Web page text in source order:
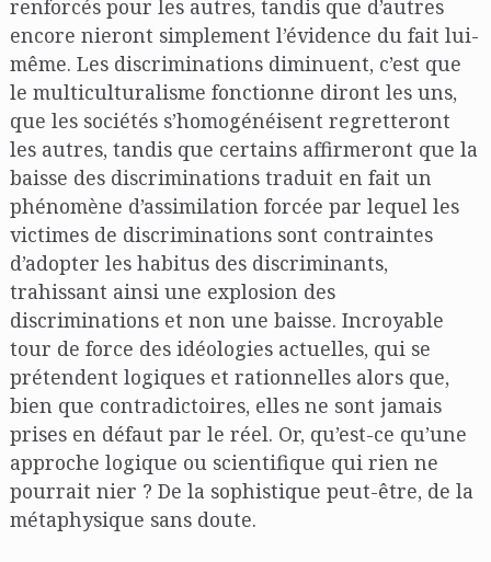
renforcés pour les autres, tandis que d’autres
encore nieront simplement l’évidence du fait lui-
même. Les discriminations diminuent, c’est que
le multiculturalisme fonctionne diront les uns,
que les sociétés s’homogénéisent regretteront
les autres, tandis que certains affirmeront que la
baisse des discriminations traduit en fait un
phénomène d’assimilation forcée par lequel les
victimes de discriminations sont contraintes
d’adopter les habitus des discriminants,
trahissant ainsi une explosion des
discriminations et non une baisse. Incroyable
tour de force des idéologies actuelles, qui se
prétendent logiques et rationnelles alors que,
bien que contradictoires, elles ne sont jamais
prises en défaut par le réel. Or, qu’est-ce qu’une
approche logique ou scientifique qui rien ne
pourrait nier ? De la sophistique peut-être, de la
métaphysique sans doute.